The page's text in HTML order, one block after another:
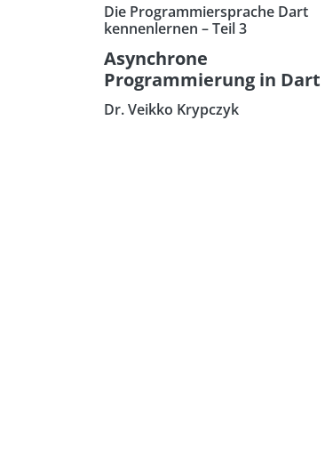
Die Programmiersprache Dart
kennenlernen – Teil 3
Asynchrone
Programmierung in Dart
Dr. Veikko Krypczyk